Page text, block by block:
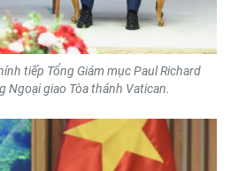
tiếp Tổng Giám mục Paul Richard
Ngoại giao Tòa thánh Vatican.